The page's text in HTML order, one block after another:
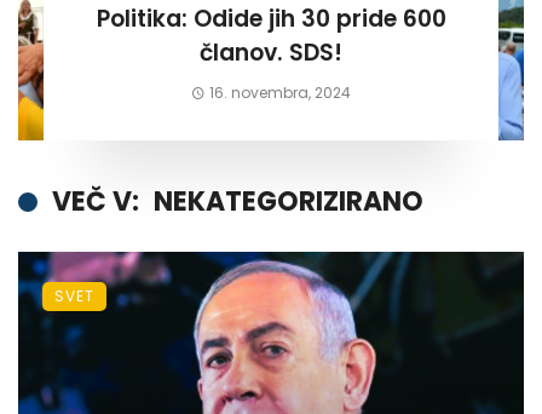
Politika: Odide jih 30 pride 600
članov. SDS!
16. novembra, 2024
VEČ V: NEKATEGORIZIRANO
SVET